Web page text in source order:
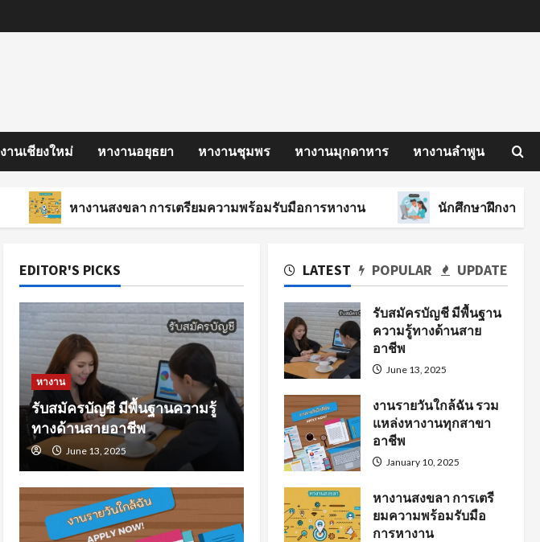
งานเชียงใหม่ หางานอยุธยา หางานชุมพร หางานมุกดาหาร หางานลำพูน
หางานสงขลา การเตรียมความพร้อมรับมือการหางาน นักศึกษาฝึกงาน ต้องทำอย่า
หางาน
LATEST POPULAR UPDATE
รับสมัครบัญชี มีพื้นฐาน
ความรู้ทางด้านสาย
อาชีพ
June 13, 2025
งานรายวันใกล้ฉัน รวม
แหล่งหางานทุกสาขา
อาชีพ
January 10, 2025
หางานสงขลา การเตรี
ยมความพร้อมรับมือ
การหางาน
EDITOR'S PICKS
หางาน
รับสมัครบัญชี มีพื้นฐานความรู้
ทางด้านสายอาชีพ
June 13, 2025